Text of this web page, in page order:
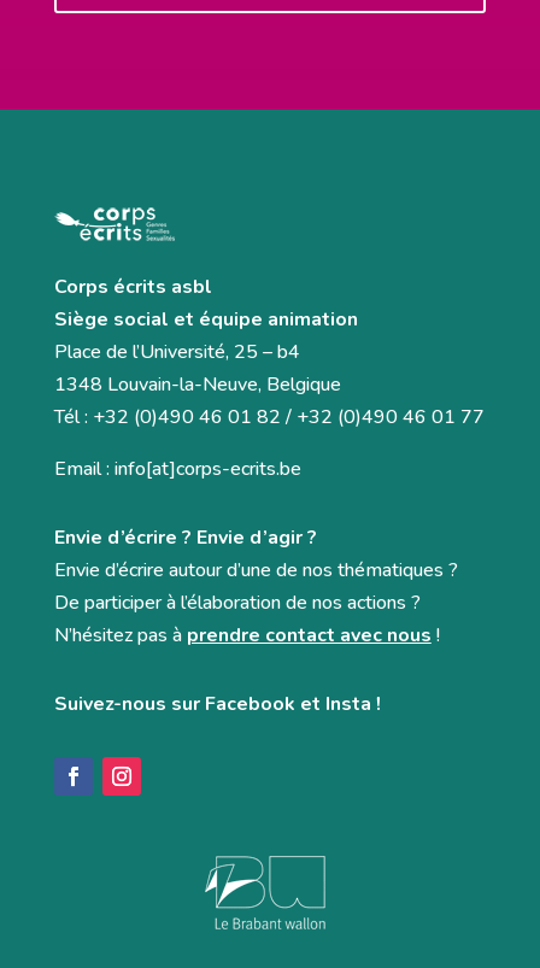
Corps écrits asbl
Siège social et équipe animation
Place de l’Université, 25 – b4
1348 Louvain-la-Neuve, Belgique
Tél : +32 (0)490 46 01 82 / +32 (0)490 46 01 77
Email : info[at]corps-ecrits.be
Envie d’écrire ? Envie d’agir ?
Envie d’écrire autour d’une de nos thématiques ?
De participer à l’élaboration de nos actions ?
N’hésitez pas à prendre contact avec nous !
Suivez-nous sur Facebook et Insta !